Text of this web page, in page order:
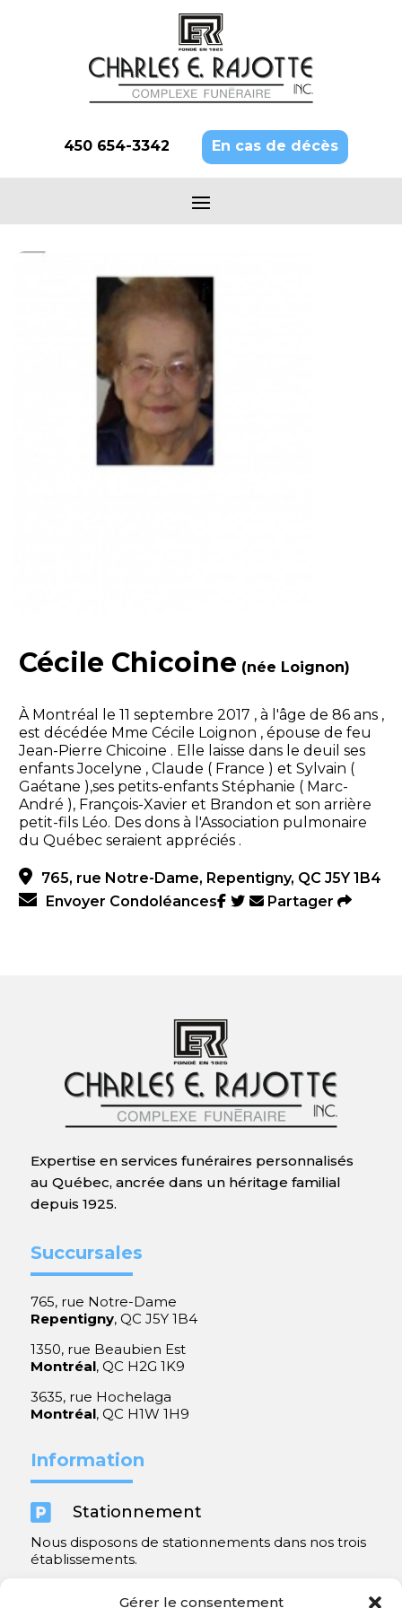
Gérer le consentement
450 654-3342 En cas de décès
Cécile Chicoine (née Loignon)
À Montréal le 11 septembre 2017 , à l'âge de 86 ans ,
est décédée Mme Cécile Loignon , épouse de feu
Jean-Pierre Chicoine . Elle laisse dans le deuil ses
enfants Jocelyne , Claude ( France ) et Sylvain (
Gaétane ),ses petits-enfants Stéphanie ( Marc-
André ), François-Xavier et Brandon et son arrière
petit-fils Léo. Des dons à l'Association pulmonaire
du Québec seraient appréciés .
765, rue Notre-Dame, Repentigny, QC J5Y 1B4
Envoyer Condoléances
Partager
Expertise en services funéraires personnalisés
au Québec, ancrée dans un héritage familial
depuis 1925.
Succursales
765, rue Notre-Dame
Repentigny, QC J5Y 1B4
1350, rue Beaubien Est
Montréal, QC H2G 1K9
3635, rue Hochelaga
Montréal, QC H1W 1H9
Information
 Stationnement
Nous disposons de stationnements dans nos trois
établissements.